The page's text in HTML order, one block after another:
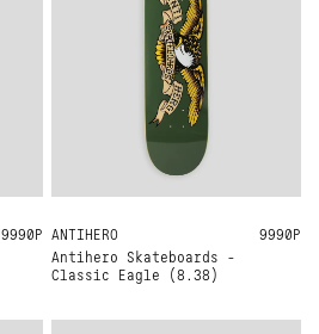
9990Р ANTIHERO
Antihero Skateboards -
Classic Eagle (8.38)
8.38 9990Р